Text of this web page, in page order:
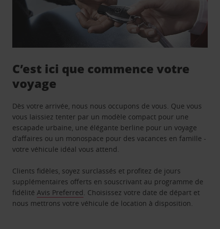
C’est ici que commence votre
voyage
Dès votre arrivée, nous nous occupons de vous. Que vous
vous laissiez tenter par un modèle compact pour une
escapade urbaine, une élégante berline pour un voyage
d’affaires ou un monospace pour des vacances en famille -
votre véhicule idéal vous attend.
Clients fidèles, soyez surclassés et profitez de jours
supplémentaires offerts en souscrivant au programme de
fidélitéAvis Preferred. Choisissez votre date de départ et
nous mettrons votre véhicule de location à disposition.